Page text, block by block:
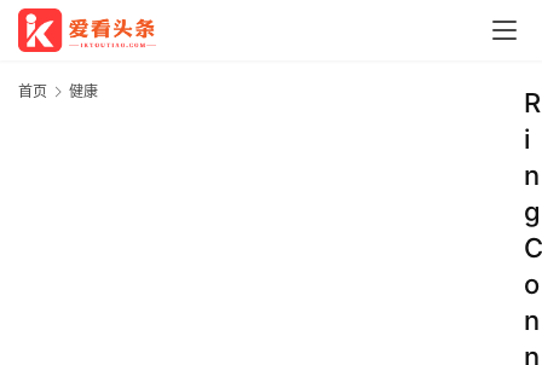
首页 健康
R
i
n
g
C
o
n
n